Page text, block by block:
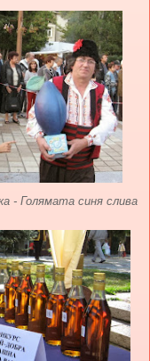
- Голямата синя слива